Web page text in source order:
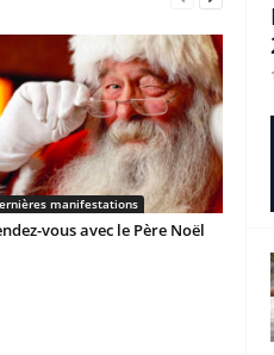
manifestations
vous avec le Père Noël